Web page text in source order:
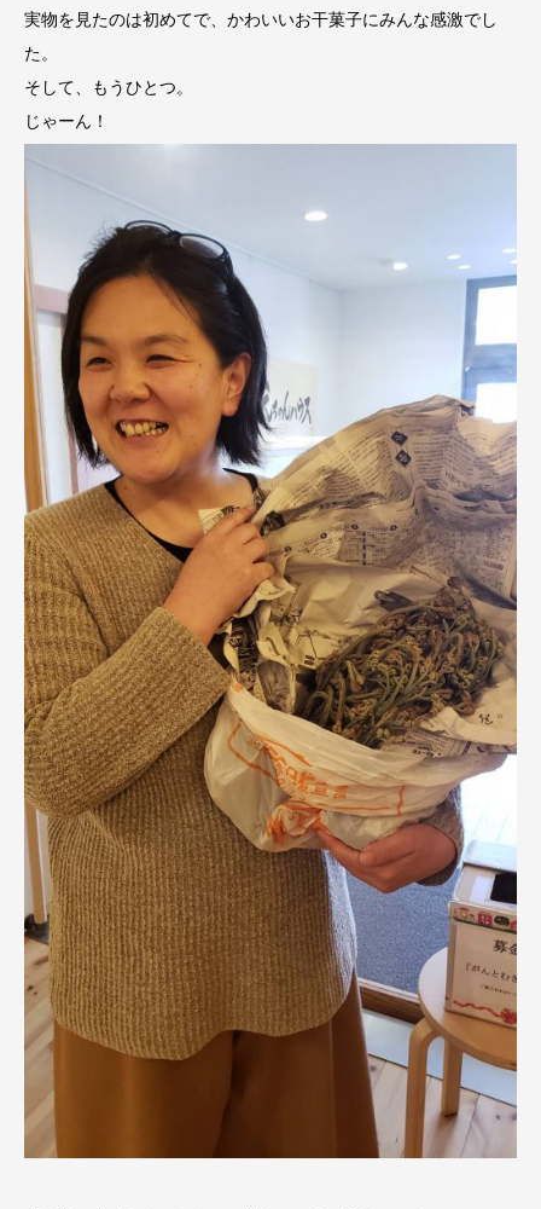
実物を見たのは初めてで、かわいいお干菓子にみんな感激でし
た。
そして、もうひとつ。
じゃーん！